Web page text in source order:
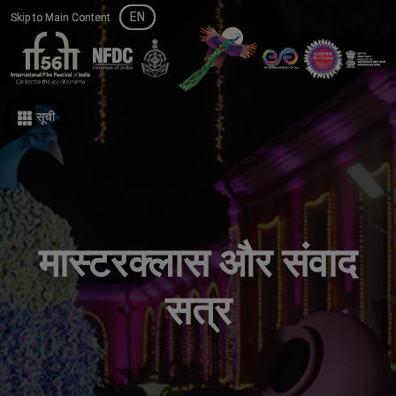
Skip to Main Content EN
सूची
Skip to Main Content EN
सूची
मास्टरक्लास और संवाद
सत्र